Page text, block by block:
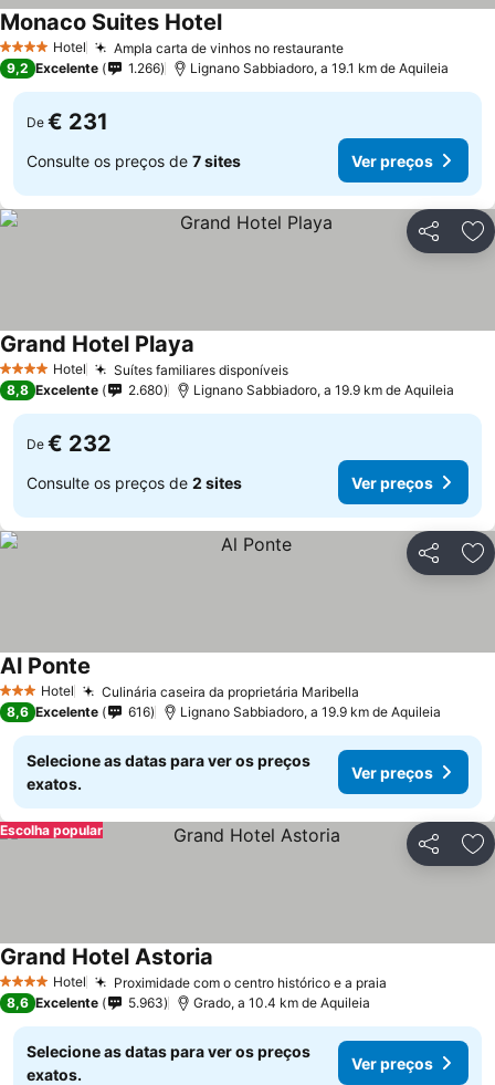
4 EstrelasHotel Ampla carta de vinhos no restaurante
Monaco Suites Hotel
9,2 Excelente 1.266 Lignano Sabbiadoro, a 19.1 km de Aquileia
De € 231
Consulte os preços de 7 sites Ver preços
Partilhar
4 EstrelasHotel Suítes familiares disponíveis
Grand Hotel Playa
8,8 Excelente 2.680 Lignano Sabbiadoro, a 19.9 km de Aquileia
De € 232
Consulte os preços de 2 sites Ver preços
Partilhar
3 EstrelasHotel Culinária caseira da proprietária Maribella
Al Ponte
8,6 Excelente 616 Lignano Sabbiadoro, a 19.9 km de Aquileia
Selecione as datas para ver os preços
exatos.
Ver preços
Partilhar
Escolha popular
4 EstrelasHotel Proximidade com o centro histórico e a praia
Grand Hotel Astoria
8,6 Excelente 5.963 Grado, a 10.4 km de Aquileia
Selecione as datas para ver os preços
exatos.
Ver preços